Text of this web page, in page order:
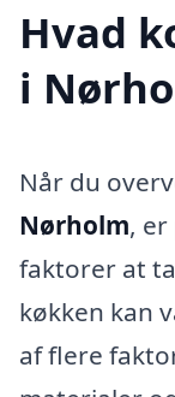
Hvad
i
Når du
Nørholm,
faktorer at
køkken kan
af flere